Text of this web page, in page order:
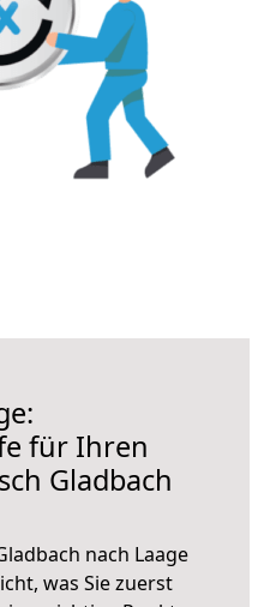
für Ihren
Gladbach
nach Laage
was Sie zuerst